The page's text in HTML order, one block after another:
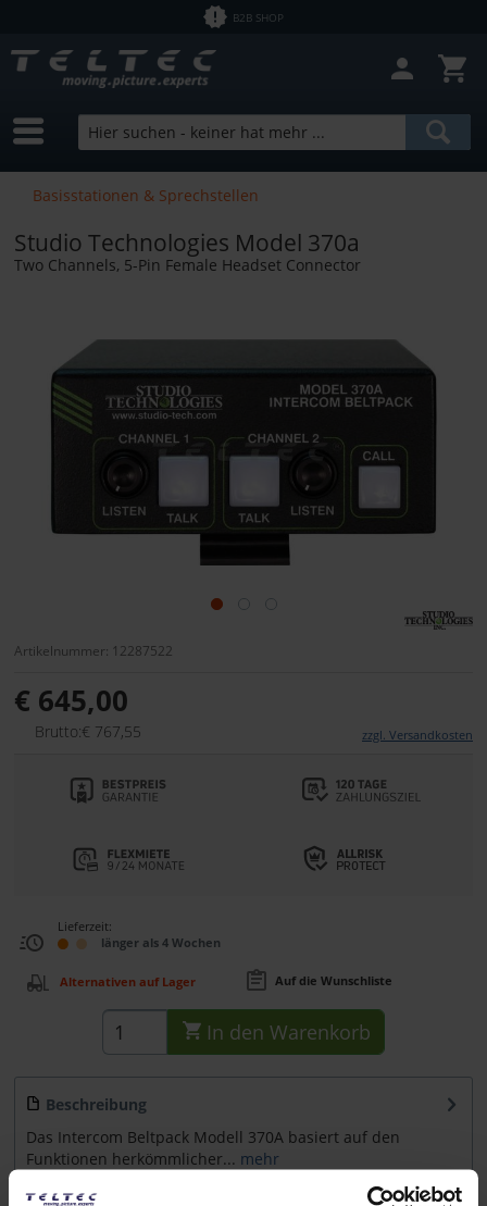
B2B SHOP
Basisstationen & Sprechstellen
Studio Technologies Model 370a
Two Channels, 5-Pin Female Headset Connector
Artikelnummer: 12287522
€ 645,00
Brutto:€ 767,55 zzgl. Versandkosten
Lieferzeit:
länger als 4 Wochen
Alternativen auf Lager Auf die Wunschliste
In den Warenkorb
Beschreibung
Das Intercom Beltpack Modell 370A basiert auf den
Funktionen herkömmlicher... mehr